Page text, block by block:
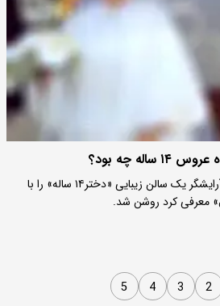
چه بود؟
پشت پرده ویدیویی که در آن آرایشگر یک سالن زیبایی «دختر۱۴ ساله» را با
معرفی کرد روشن شد.
2
3
4
5